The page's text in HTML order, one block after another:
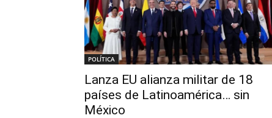
POLÍTICA
Lanza EU alianza militar de 18
países de Latinoamérica… sin
México